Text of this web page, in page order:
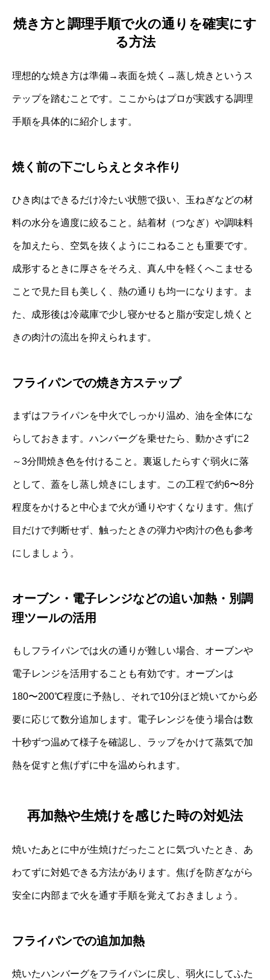
焼き方と調理手順で火の通りを確実にす
る方法
理想的な焼き方は準備→表面を焼く→蒸し焼きというス
テップを踏むことです。ここからはプロが実践する調理
手順を具体的に紹介します。
焼く前の下ごしらえとタネ作り
ひき肉はできるだけ冷たい状態で扱い、玉ねぎなどの材
料の水分を適度に絞ること。結着材（つなぎ）や調味料
を加えたら、空気を抜くようにこねることも重要です。
成形するときに厚さをそろえ、真ん中を軽くへこませる
ことで見た目も美しく、熱の通りも均一になります。ま
た、成形後は冷蔵庫で少し寝かせると脂が安定し焼くと
きの肉汁の流出を抑えられます。
フライパンでの焼き方ステップ
まずはフライパンを中火でしっかり温め、油を全体にな
らしておきます。ハンバーグを乗せたら、動かさずに2
～3分間焼き色を付けること。裏返したらすぐ弱火に落
として、蓋をし蒸し焼きにします。この工程で約6〜8分
程度をかけると中心まで火が通りやすくなります。焦げ
目だけで判断せず、触ったときの弾力や肉汁の色も参考
にしましょう。
オーブン・電子レンジなどの追い加熱・別調
理ツールの活用
もしフライパンでは火の通りが難しい場合、オーブンや
電子レンジを活用することも有効です。オーブンは
180〜200℃程度に予熱し、それで10分ほど焼いてから必
要に応じて数分追加します。電子レンジを使う場合は数
十秒ずつ温めて様子を確認し、ラップをかけて蒸気で加
熱を促すと焦げずに中を温められます。
再加熱や生焼けを感じた時の対処法
焼いたあとに中が生焼けだったことに気づいたとき、あ
わてずに対処できる方法があります。焦げを防ぎながら
安全に内部まで火を通す手順を覚えておきましょう。
フライパンでの追加加熱
焼いたハンバーグをフライパンに戻し、弱火にしてふた